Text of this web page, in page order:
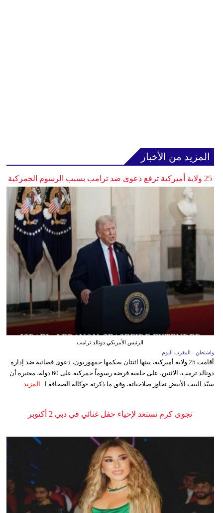
المزيد من الأخبار
25 ولاية أميركية ترفع دعوى ضد ترامب بسبب الرسوم الجمركية
الرئيس الأمريكي دونالد ترامب
واشنطن - المغرب اليوم
أقامت 25 ولاية أميركية، بينها اثنتان يحكمها جمهوريون، دعوى قضائية ضد إدارة
دونالد ترمب، الاثنين، على خلفية فرضه رسوماً جمركية على 60 دولة، معتبرة أن
سيّد البيت الأبيض تجاوز صلاحياته، وفق ما ذكرته «وكالة الصحافة ا...
المزيد
نجوى كرم تستعد لإحياء حفل غنائي في دبي 2 أكتوبر